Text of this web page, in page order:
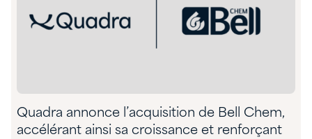
Quadra annonce l’acquisition de Bell Chem,
accélérant ainsi sa croissance et renforçant